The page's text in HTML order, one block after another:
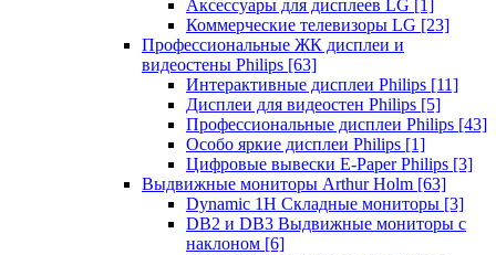
Аксессуары для дисплеев LG [1]
Коммерческие телевизоры LG [23]
Профессиональные ЖК дисплеи и
видеостены Philips [63]
Интерактивные дисплеи Philips [11]
Дисплеи для видеостен Philips [5]
Профессиональные дисплеи Philips [43]
Особо яркие дисплеи Philips [1]
Цифровые вывески E-Paper Philips [3]
Выдвижные мониторы Arthur Holm [63]
Dynamic 1Н Складные мониторы [3]
DB2 и DB3 Выдвижные мониторы с
наклоном [6]